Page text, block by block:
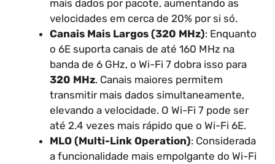
mais dados por pacote, aumentando as
velocidades em cerca de 20% por si só.
Canais Mais Largos (320 MHz): Enquanto
o 6E suporta canais de até 160 MHz na
banda de 6 GHz, o Wi-Fi 7 dobra isso para
320 MHz. Canais maiores permitem
transmitir mais dados simultaneamente,
elevando a velocidade. O Wi-Fi 7 pode ser
até 2.4 vezes mais rápido que o Wi-Fi 6E.
MLO (Multi-Link Operation): Considerada
a funcionalidade mais empolgante do Wi-Fi